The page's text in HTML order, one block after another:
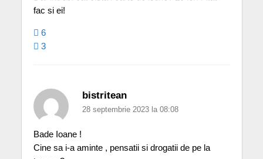
fac si ei!
6
3
bistritean
28 septembrie 2023 la 08:08
Bade Ioane !
Cine sa i-a aminte , pensatii si drogatii de pe la